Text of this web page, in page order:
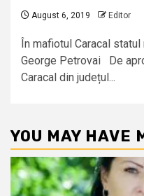
August 6, 2019 Editor
În mafiotul Caracal
George Petrovai De
Caracal din județul...
YOU MAY HAVE